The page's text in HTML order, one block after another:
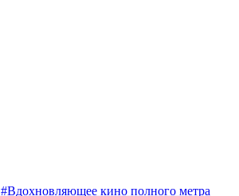
#Вдохновляющее кино полного метра